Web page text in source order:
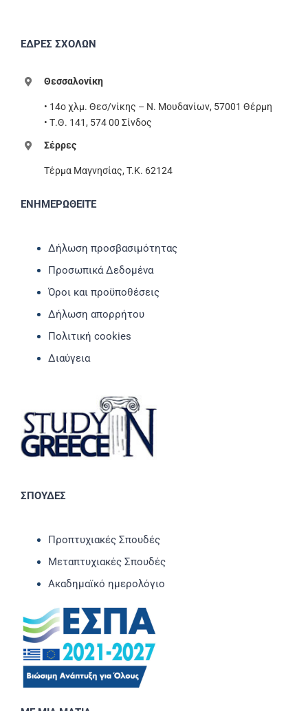
ΕΔΡΕΣ ΣΧΟΛΩΝ
Θεσσαλονίκη
• 14ο χλμ. Θεσ/νίκης – Ν. Μουδανίων, 57001 Θέρμη
• Τ.Θ. 141, 574 00 Σίνδος
Σέρρες
Τέρμα Μαγνησίας, T.K. 62124
ΕΝΗΜΕΡΩΘΕΙΤΕ
Δήλωση προσβασιμότητας
Προσωπικά Δεδομένα
Όροι και προϋποθέσεις
Δήλωση απορρήτου
Πολιτική cookies
Διαύγεια
ΣΠΟΥΔΕΣ
Προπτυχιακές Σπουδές
Μεταπτυχιακές Σπουδές
Ακαδημαϊκό ημερολόγιο